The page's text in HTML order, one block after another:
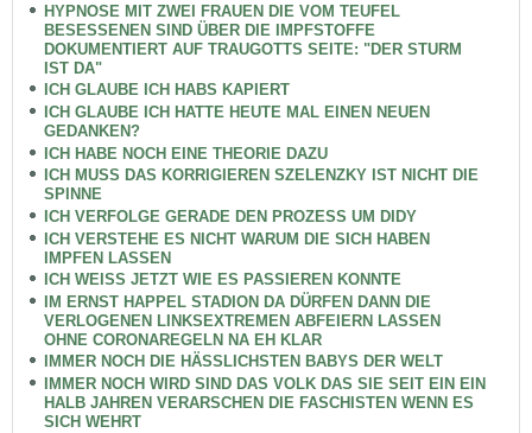
HYPNOSE MIT ZWEI FRAUEN DIE VOM TEUFEL
BESESSENEN SIND ÜBER DIE IMPFSTOFFE
DOKUMENTIERT AUF TRAUGOTTS SEITE: "DER STURM
IST DA"
ICH GLAUBE ICH HABS KAPIERT
ICH GLAUBE ICH HATTE HEUTE MAL EINEN NEUEN
GEDANKEN?
ICH HABE NOCH EINE THEORIE DAZU
ICH MUSS DAS KORRIGIEREN SZELENZKY IST NICHT DIE
SPINNE
ICH VERFOLGE GERADE DEN PROZESS UM DIDY
ICH VERSTEHE ES NICHT WARUM DIE SICH HABEN
IMPFEN LASSEN
ICH WEISS JETZT WIE ES PASSIEREN KONNTE
IM ERNST HAPPEL STADION DA DÜRFEN DANN DIE
VERLOGENEN LINKSEXTREMEN ABFEIERN LASSEN
OHNE CORONAREGELN NA EH KLAR
IMMER NOCH DIE HÄSSLICHSTEN BABYS DER WELT
IMMER NOCH WIRD SIND DAS VOLK DAS SIE SEIT EIN EIN
HALB JAHREN VERARSCHEN DIE FASCHISTEN WENN ES
SICH WEHRT